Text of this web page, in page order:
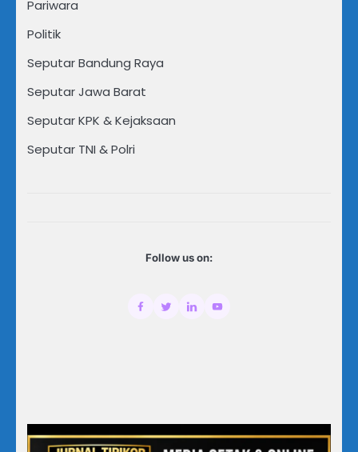
Pariwara
Politik
Seputar Bandung Raya
Seputar Jawa Barat
Seputar KPK & Kejaksaan
Seputar TNI & Polri
Follow us on: